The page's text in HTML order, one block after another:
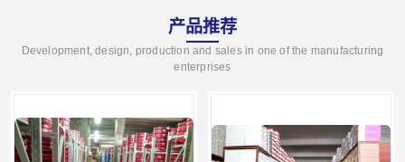
产品推荐
Development, design, production and sales in one of the manufacturing
enterprises